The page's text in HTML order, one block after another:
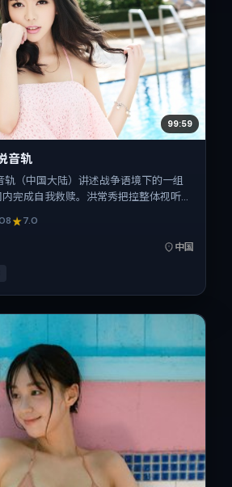
99:59
音轨
轨（中国大陆）讲述战争语境下的一组
完成自我救赎。洪常秀把控整体视听语
陆院线与网络平台，暑期档公映，片
7.0
中国